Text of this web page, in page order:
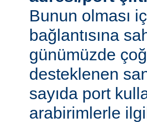
Bunun olması
bağlantısına
günümüzde
desteklenen
sayıda port
arabirimlerle